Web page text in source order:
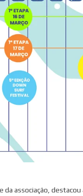
associação,